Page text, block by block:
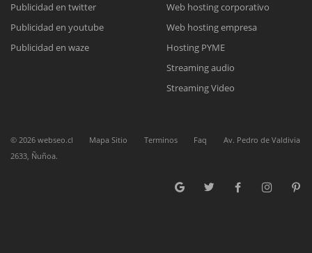
Nuestros ejecutivos le enviarán un correo electrónico con el enlace a
Meet para la reunión online.
Cotización
Complete el formulario y nos contactaremos a la brevedad.
Chat Online
para enviarnos un correo electrónico con sus datos personales.
Publicidad en twitter
Publicidad en youtube
Publicidad en waze
Web hosting corporativo
Web hosting empresa
Hosting PYME
Streaming audio
Streaming Video
© 2026 webseo.cl Mapa Sitio Terminos Faq
Av. Pedro de Valdivia
2633, Ñuñoa.